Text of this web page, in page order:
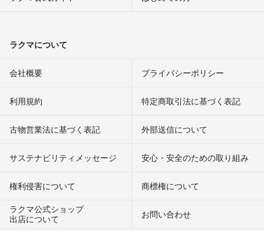
ラクマについて
会社概要 プライバシーポリシー
利用規約 特定商取引法に基づく表記
古物営業法に基づく表記 外部送信について
サステナビリティメッセージ 安心・安全のための取り組み
権利侵害について
商標権について
ラクマ公式ショップ
出店について
お問い合わせ